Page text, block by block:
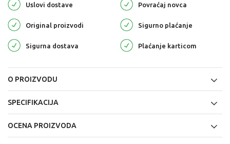
Uslovi dostave Povraćaj novca
Original proizvodi Sigurno plaćanje
Sigurna dostava Plaćanje karticom
O PROIZVODU
SPECIFIKACIJA
OCENA PROIZVODA